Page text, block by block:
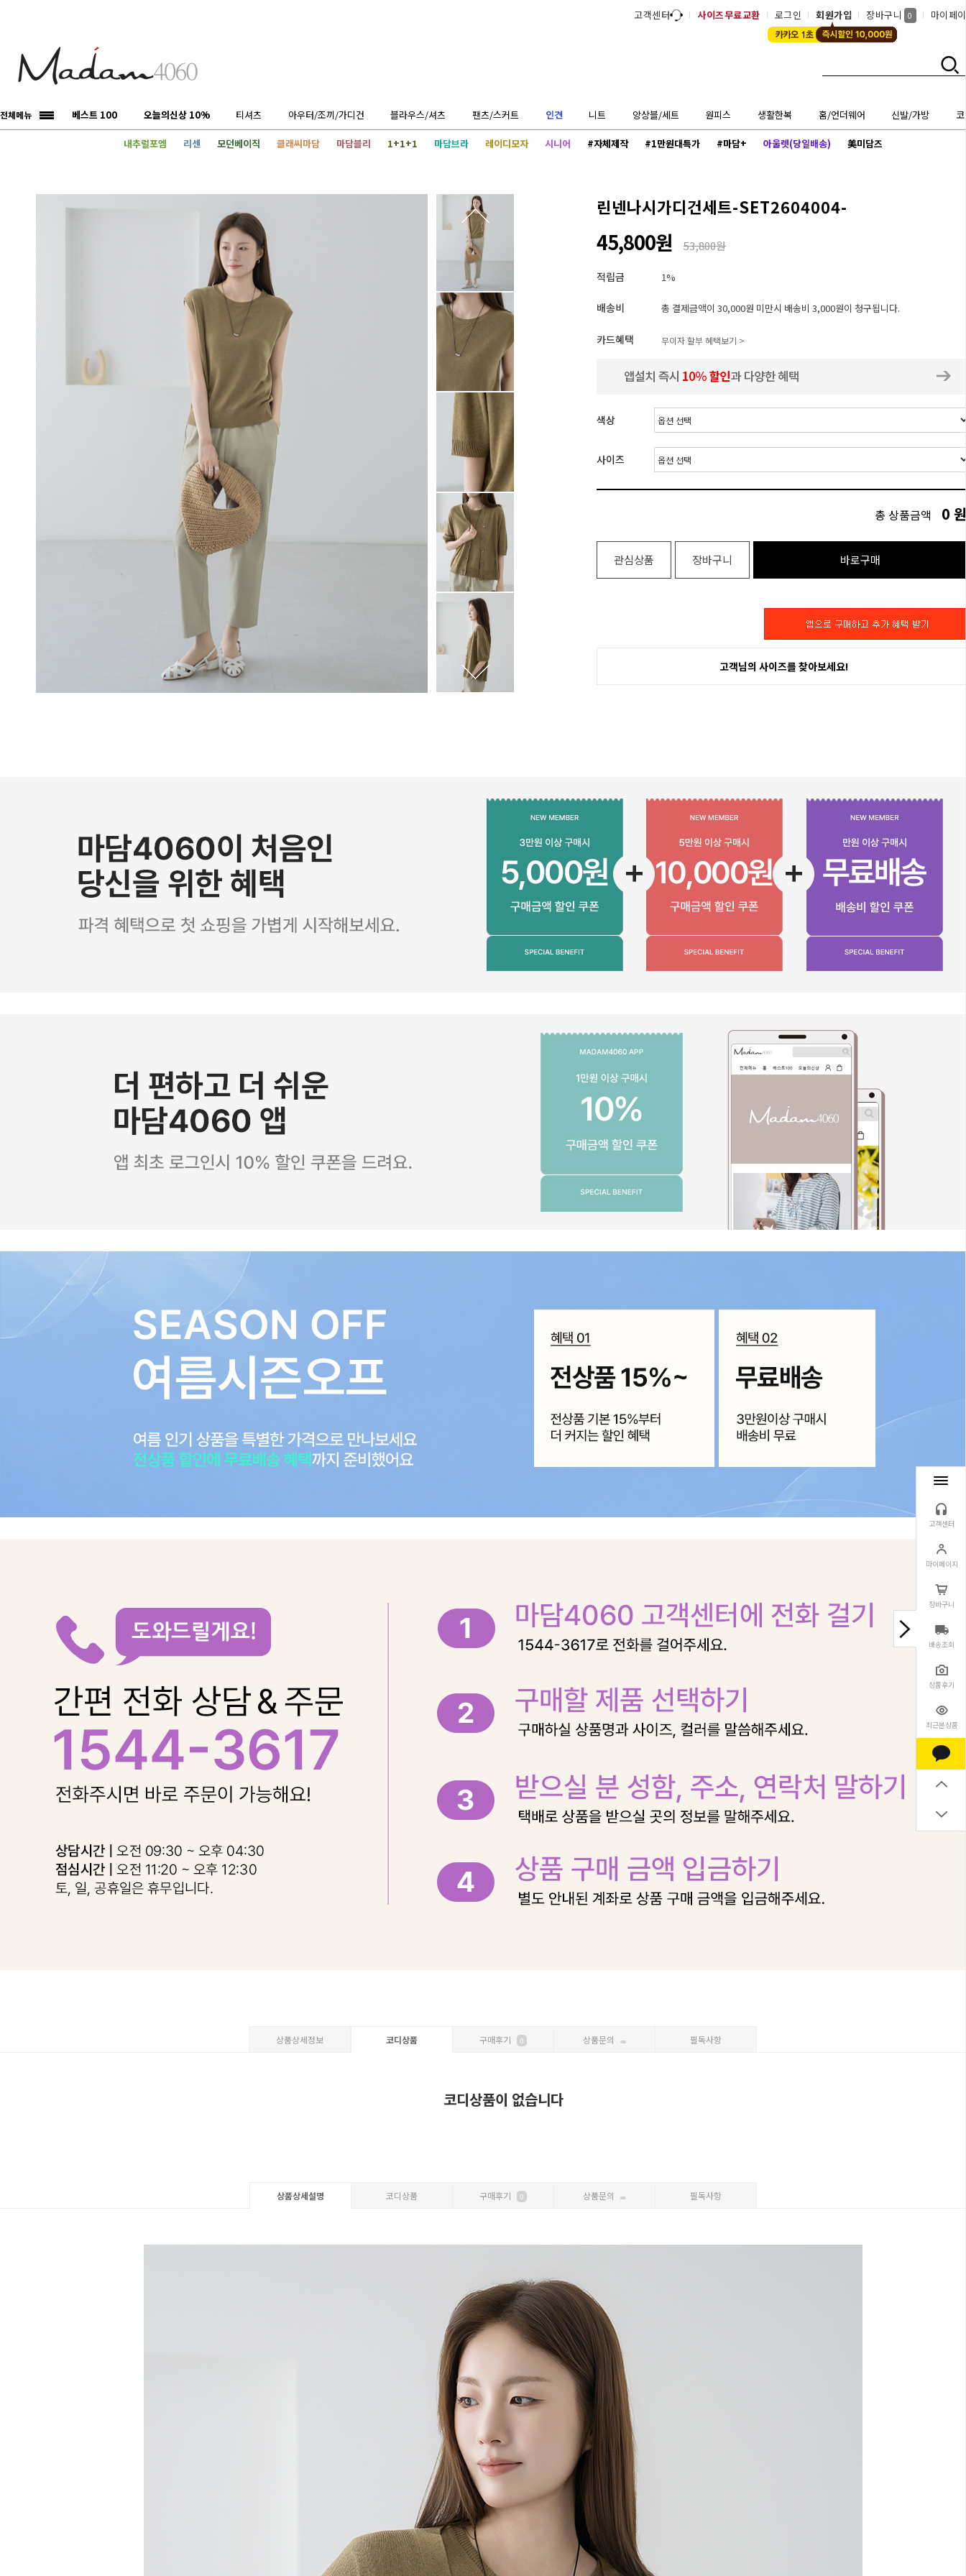
고객센터
마이페이지
장바구니
배송조회
상품후기
최근본상품
고객센터 사이즈무료교환 로그인 회원가입 장바구니 0 마이페
전체메뉴 베스트 100 오늘의신상 10% 티셔츠 아우터/조끼/가디건 블라우스/셔츠 팬츠/스커트 인견 니트 앙상블/세트 원피스 생활한복 홈/언더웨어 신발/가방
내추럴포엠 리센 모던베이직 클래씨마담 마담블리 1+1+1 마담브라 레이디모자 시니어 #자체제작 #1만원대특가 #마담+ 아울렛(당일배송) 美미담즈
린넨나시가디건세트-SET2604004-
45,800원 53,800원
적립금 1%
배송비 총 결제금액이 30,000원 미만시 배송비 3,000원이 청구됩니다.
카드혜택 무이자 할부 혜택보기 >
색상
사이즈
총 상품금액 0 원
관심상품 장바구니 바로구매
고객님의 사이즈를 찾아보세요!
상품상세정보 코디상품 구매후기 0 상품문의 필독사항
코디상품이 없습니다
상품상세설명 코디상품 구매후기 0 상품문의 필독사항